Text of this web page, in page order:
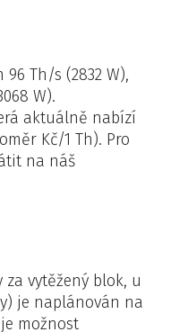
Th/s (2832 W),
W).
aktuálně nabízí
Kč/1 Th). Pro
na náš
vytěžený blok, u
je naplánován na
možnost